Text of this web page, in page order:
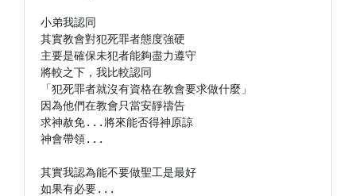
小弟我認同
其實教會對犯死罪者態度強硬
主要是確保未犯者能夠盡力遵守
將較之下，我比較認同
「犯死罪者就沒有資格在教會要求做什麼」
因為他們在教會只當安靜禱告
求神赦免...將來能否得神原諒
神會帶領...
其實我認為能不要做聖工是最好
如果有必要...